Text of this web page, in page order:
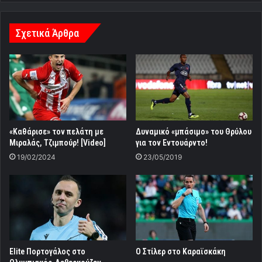
Σχετικά Άρθρα
«Καθάρισε» τον πελάτη με
Μιραλάς, Τζιμπούρ! [Video]
19/02/2024
Δυναμικό «μπάσιμο» του Θρύλου
για τον Εντουάρντο!
23/05/2019
Εlite Πορτογάλος στο
O Στίλερ στο Καραϊσκάκη